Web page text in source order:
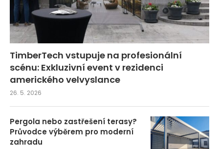
TimberTech vstupuje na profesionální
scénu: Exkluzivní event v rezidenci
amerického velvyslance
26. 5. 2026
Pergola nebo zastřešení terasy?
Průvodce výběrem pro moderní
zahradu